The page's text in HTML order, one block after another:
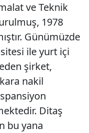
ve Teknik
1978
Günümüzde
ile yurt içi
şirket,
nakil
Ditaş
bu yana